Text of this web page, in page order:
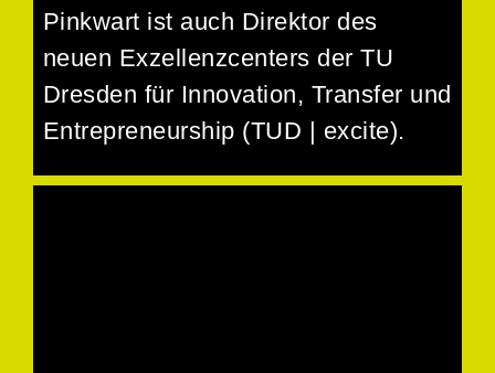
Pinkwart ist auch Direktor des
neuen Exzellenzcenters der TU
Dresden für Innovation, Transfer und
Entrepreneurship (TUD | excite).